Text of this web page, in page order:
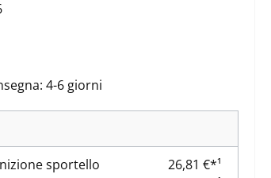
4-6 giorni
sportello
26,81 €*¹